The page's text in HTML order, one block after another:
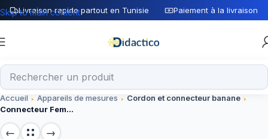
Livraison rapide partout en Tunisie Paiement à la livraison
Skip to main content
Accueil Appareils de mesures
Cordon et connecteur banane
Connecteur Femelle de fiche banane 2 mm vert